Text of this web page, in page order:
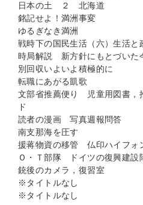
日本の土 ２ 北海道
銘記せよ！満洲事変
ゆるぎなき満洲
戦時下の国民生活（六）生活と
時局解説 新方針にもとづいた
別回収いよいよ積極的に
転職にあがる凱歌
文部省推薦便り 児童用図書，
ド
読者の漫画 写真週報問答
南支那海を圧す
援蒋物資の移管 仏印ハイフォ
Ｏ・Ｔ部隊 ドイツの復興建設
銃後のカメラ，復習室
※タイトルなし
※タイトルなし